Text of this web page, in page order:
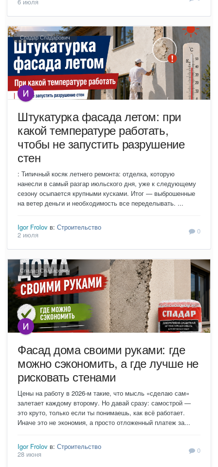
Спадар Спадарович
Штукатурка фасада летом: при
какой температуре работать,
чтобы не запустить разрушение
стен
: Типичный косяк летнего ремонта: отделка, которую
нанесли в самый разгар июльского дня, уже к следующему
сезону осыпается крупными кусками. Итог — выброшенные
на ветер деньги и необходимость все переделывать. ...
Igor Frolov в: Строительство
2 июля
0
Спадар Спадарович
Фасад дома своими руками: где
можно сэкономить, а где лучше не
рисковать стенами
Цены на работу в 2026-м такие, что мысль «сделаю сам»
залетает каждому второму. Но давай сразу: самострой —
это круто, только если ты понимаешь, как всё работает.
Иначе это не экономия, а просто отложенный платеж за...
Igor Frolov в: Строительство
28 июня
0